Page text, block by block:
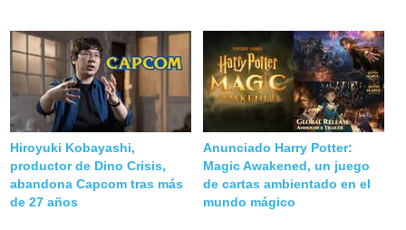
Hiroyuki Kobayashi,
productor de Dino Crisis,
abandona Capcom tras más
de 27 años
Anunciado Harry Potter:
Magic Awakened, un juego
de cartas ambientado en el
mundo mágico